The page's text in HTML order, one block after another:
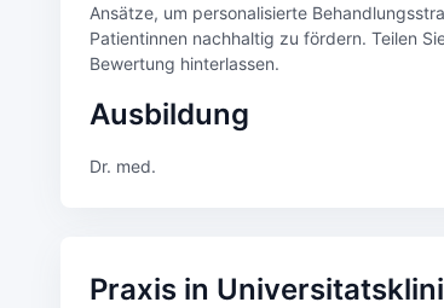
Ansätze, um personalisierte
Patientinnen nachhaltig zu fördern. Teilen
Bewertung hinterlassen.
Ausbildung
Dr. med.
Praxis in